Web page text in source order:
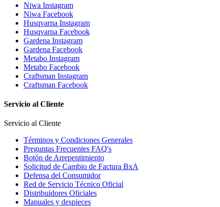
Niwa Instagram
Niwa Facebook
Husqvarna Instagram
Husqvarna Facebook
Gardena Instagram
Gardena Facebook
Metabo Instagram
Metabo Facebook
Craftsman Instagram
Craftsman Facebook
Servicio al Cliente
Servicio al Cliente
Términos y Condiciones Generales
Preguntas Frecuentes FAQ's
Botón de Arrepentimiento
Solicitud de Cambio de Factura BxA
Defensa del Consumidor
Red de Servicio Técnico Oficial
Distribuidores Oficiales
Manuales y despieces